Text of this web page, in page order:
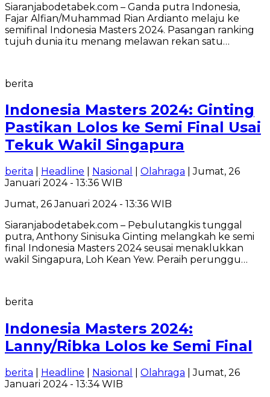
Siaranjabodetabek.com – Ganda putra Indonesia,
Fajar Alfian/Muhammad Rian Ardianto melaju ke
semifinal Indonesia Masters 2024. Pasangan ranking
tujuh dunia itu menang melawan rekan satu…
berita
Indonesia Masters 2024: Ginting
Pastikan Lolos ke Semi Final Usai
Tekuk Wakil Singapura
berita Headline Nasional Olahraga | Jumat, 26
Januari 2024 - 13:36 WIB
Jumat, 26 Januari 2024 - 13:36 WIB
Siaranjabodetabek.com – Pebulutangkis tunggal
putra, Anthony Sinisuka Ginting melangkah ke semi
final Indonesia Masters 2024 seusai menaklukkan
wakil Singapura, Loh Kean Yew. Peraih perunggu…
berita
Indonesia Masters 2024:
Lanny/Ribka Lolos ke Semi Final
berita Headline Nasional Olahraga | Jumat, 26
Januari 2024 - 13:34 WIB